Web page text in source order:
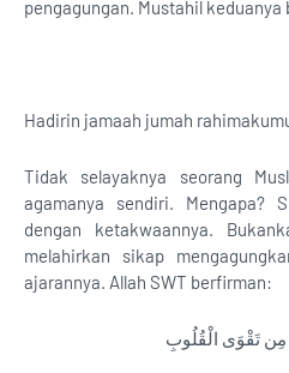
pengagungan. Mustahil keduanya
Hadirin jamaah jumah
Tidak selayaknya seorang
agamanya sendiri. Mengapa?
dengan ketakwaannya.
melahirkan sikap
ajarannya. Allah SWT berfirman:
مِن تَقْوَى الْقُلُوبِ